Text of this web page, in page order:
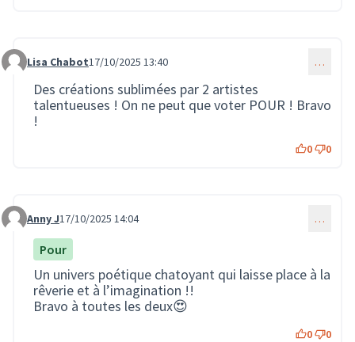
Commentaire 3891
Lisa Chabot17/10/2025 13:40 …
Des créations sublimées par 2 artistes
talentueuses ! On ne peut que voter POUR ! Bravo
!
0 0
Commentaire 3892
Anny J17/10/2025 14:04 …
Pour
Un univers poétique chatoyant qui laisse place à la
rêverie et à l’imagination !!
Bravo à toutes les deux😍
0 0